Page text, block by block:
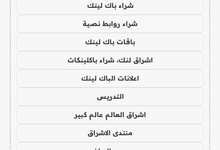
شراء باك لينك
شراء روابط نصية
باقات باك لينك
اشراق لنك، شراء باكلينكات
اعلانات الباك لينك
التدريس
اشراق العالم عالم كبير
منتدى الاشراق